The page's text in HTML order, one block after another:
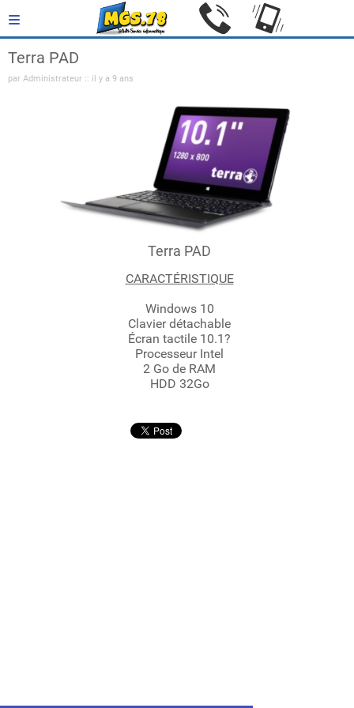
Terra PAD
par Administrateur :: il y a 9 ans
Terra PAD
CARACTÉRISTIQUE
Windows 10
Clavier détachable
Écran tactile 10.1?
Processeur Intel
2 Go de RAM
HDD 32Go